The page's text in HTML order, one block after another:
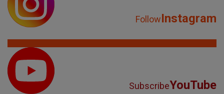
FollowInstagram
SubscribeYouTube